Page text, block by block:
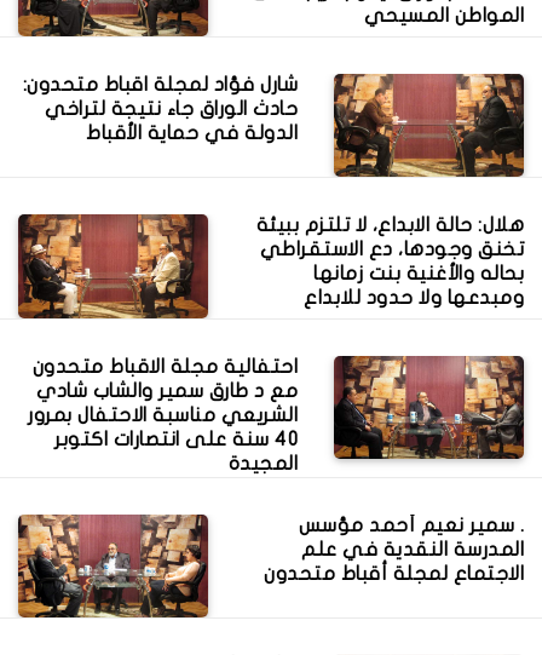
المواطن المسيحي
شارل فؤاد لمجلة اقباط متحدون:
حادث الوراق جاء نتيجة لتراخي
الدولة في حماية الأقباط
هلال: حالة الابداع، لا تلتزم ببيئة
تخنق وجودها، دع الاستقراطي
بحاله والأغنية بنت زمانها
ومبدعها ولا حدود للابداع
احتفالية مجلة الاقباط متحدون
مع د طارق سمير والشاب شادي
الشريعي مناسبة الاحتفال بمرور
40 سنة على انتصارات اكتوبر
المجيدة
. سمير نعيم أحمد مؤسس
المدرسة النقدية في علم
الاجتماع لمجلة أقباط متحدون